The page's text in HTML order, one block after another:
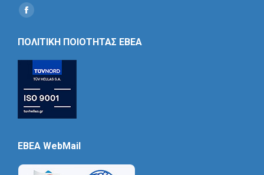
Find us on:
Social
ΠΟΛΙΤΙΚΗ ΠΟΙΟΤΗΤΑΣ ΕΒΕΑ
EBEA WebMail